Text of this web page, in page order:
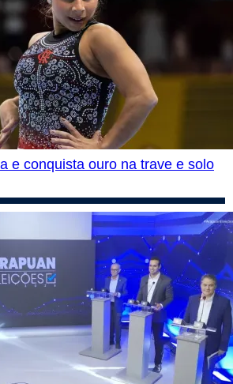
e conquista ouro na trave e solo